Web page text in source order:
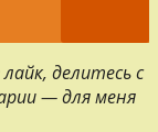
делитесь с
— для меня